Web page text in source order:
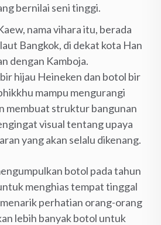
bernilai seni tinggi.
nama vihara itu, berada
Bangkok, di dekat kota Han
dengan Kamboja.
hijau Heineken dan botol bir
mampu mengurangi
membuat struktur bangunan
visual tentang upaya
yang akan selalu dikenang.
botol pada tahun
menghias tempat tinggal
perhatian orang-orang
lebih banyak botol untuk